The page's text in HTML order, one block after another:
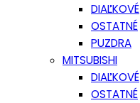
DIAĽKOVÉ
OSTATNÉ
PUZDRA
MITSUBISHI
DIAĽKOVÉ
OSTATNÉ